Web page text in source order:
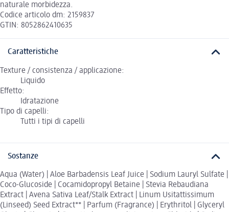
naturale morbidezza.
Codice articolo dm: 2159837
GTIN: 8052862410635
Caratteristiche
Texture / consistenza / applicazione:
Liquido
Effetto:
Idratazione
Tipo di capelli:
Tutti i tipi di capelli
Sostanze
Aqua (Water) | Aloe Barbadensis Leaf Juice | Sodium Lauryl Sulfate |
Coco-Glucoside | Cocamidopropyl Betaine | Stevia Rebaudiana
Extract | Avena Sativa Leaf/Stalk Extract | Linum Usitattissimum
(Linseed) Seed Extract** | Parfum (Fragrance) | Erythritol | Glyceryl